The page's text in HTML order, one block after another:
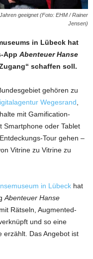
geeignet (Foto: EHM / Rainer
Jensen)
in Lübeck hat
App Abenteuer Hanse
schaffen soll.
gehören zu
Wegesrand
mit Gamification-
Smartphone oder Tablet
Tour gehen –
Vitrine zu Vitrine zu
in Lübeck hat
Abenteuer Hanse
Rätseln, Augmented-
und so eine
erzählt. Das Angebot ist